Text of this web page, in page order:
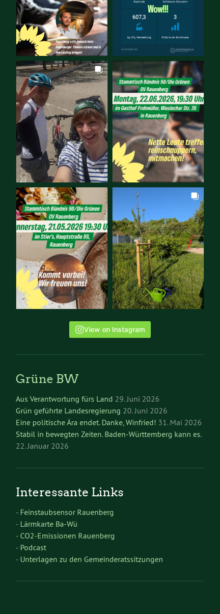
View on Instagram
Grüne BW
Aus Verantwortung fürs Land 29. Juni 2026
Grün geführte Landesregierung 20. Juni 2026
Eine politische Ära endet. Danke, Winfried! 31. Mai 2026
Stabil in bewegten Zeiten. Baden-Württemberg kann es.
22. Januar 2026
Interessante Links
- Feinstaubsensor Rauenberg
- Lärmkarte Ba-Wü
- CO2-Emissionen Rauenberg
- Podcast
- Unterlagen zu den Gemeinderatssitzungen